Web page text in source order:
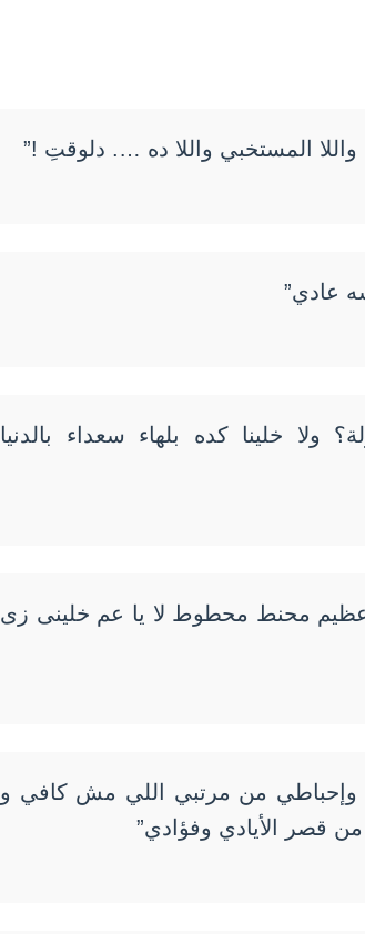
المستخبي واللا ده …. دلوقتِ !”
عادي”
ولا خلينا كده بلهاء سعداء بالدنيا
محنط محطوط لا يا عم خلينى زى
من مرتبي اللي مش كافي و
قصر الأيادي وفؤادي”